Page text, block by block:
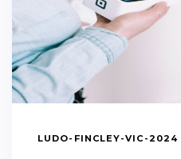
LUDO-FINCLEY-VIC-2024